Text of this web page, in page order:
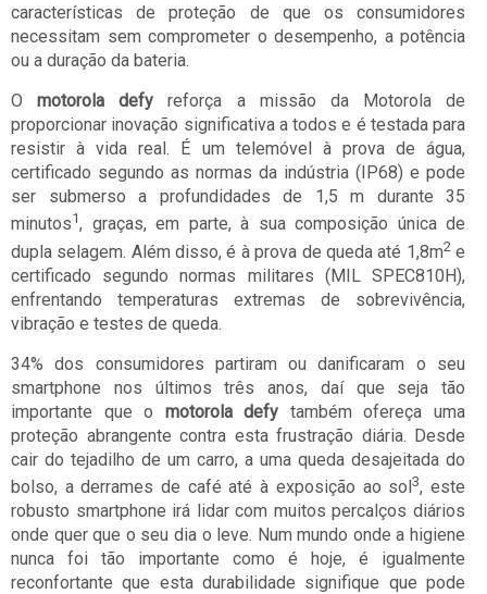
características de proteção de que os consumidores
necessitam sem comprometer o desempenho, a potência
ou a duração da bateria.
Omotorola defyreforça a missão da Motorola de
proporcionar inovação significativa a todos e é testada para
resistir à vida real. É um telemóvel à prova de água,
certificado segundo as normas da indústria (IP68) e pode
ser submerso a profundidades de 1,5 m durante 35
minutos1, graças, em parte, à sua composição única de
dupla selagem. Além disso, é à prova de queda até 1,8m2e
certificado segundo normas militares (MIL SPEC810H),
enfrentando temperaturas extremas de sobrevivência,
vibração e testes de queda.
34% dos consumidores partiram ou danificaram o seu
smartphone nos últimos três anos, daí que seja tão
importante que o motorola defy também ofereça uma
proteção abrangente contra esta frustração diária. Desde
cair do tejadilho de um carro, a uma queda desajeitada do
bolso, a derrames de café até à exposição ao sol3, este
robusto smartphone irá lidar com muitos percalços diários
onde quer que o seu dia o leve. Num mundo onde a higiene
nunca foi tão importante como é hoje, é igualmente
reconfortante que esta durabilidade signifique que pode